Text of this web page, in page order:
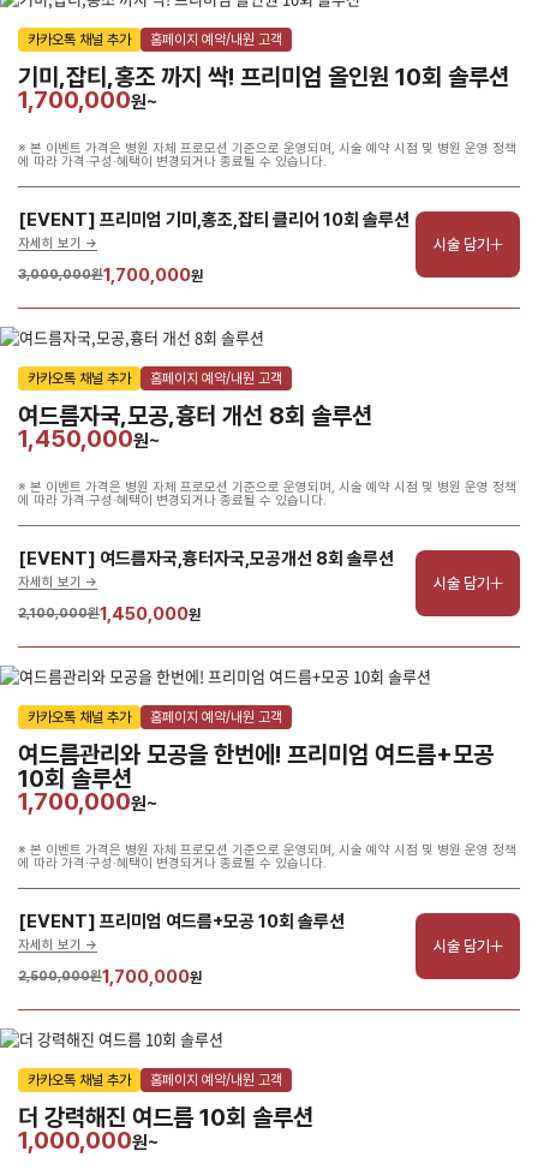
카카오톡 채널 추가 홈페이지 예약/내원 고객
기미,잡티,홍조 까지 싹! 프리미엄 올인원 10회 솔루션
1,700,000원~
※ 본 이벤트 가격은 병원 자체 프로모션 기준으로 운영되며, 시술 예약 시점 및 병원 운영 정책
에 따라 가격·구성·혜택이 변경되거나 종료될 수 있습니다.
[EVENT] 프리미엄 기미,홍조,잡티 클리어 10회 솔루션
자세히 보기 ->
3,000,000원1,700,000원
시술 담기
카카오톡 채널 추가 홈페이지 예약/내원 고객
여드름자국,모공,흉터 개선 8회 솔루션
1,450,000원~
※ 본 이벤트 가격은 병원 자체 프로모션 기준으로 운영되며, 시술 예약 시점 및 병원 운영 정책
에 따라 가격·구성·혜택이 변경되거나 종료될 수 있습니다.
[EVENT] 여드름자국,흉터자국,모공개선 8회 솔루션
자세히 보기 ->
2,100,000원1,450,000원
시술 담기
카카오톡 채널 추가 홈페이지 예약/내원 고객
여드름관리와 모공을 한번에! 프리미엄 여드름+모공
10회 솔루션
1,700,000원~
※ 본 이벤트 가격은 병원 자체 프로모션 기준으로 운영되며, 시술 예약 시점 및 병원 운영 정책
에 따라 가격·구성·혜택이 변경되거나 종료될 수 있습니다.
[EVENT] 프리미엄 여드름+모공 10회 솔루션
자세히 보기 ->
2,500,000원1,700,000원
시술 담기
카카오톡 채널 추가 홈페이지 예약/내원 고객
더 강력해진 여드름 10회 솔루션
1,000,000원~